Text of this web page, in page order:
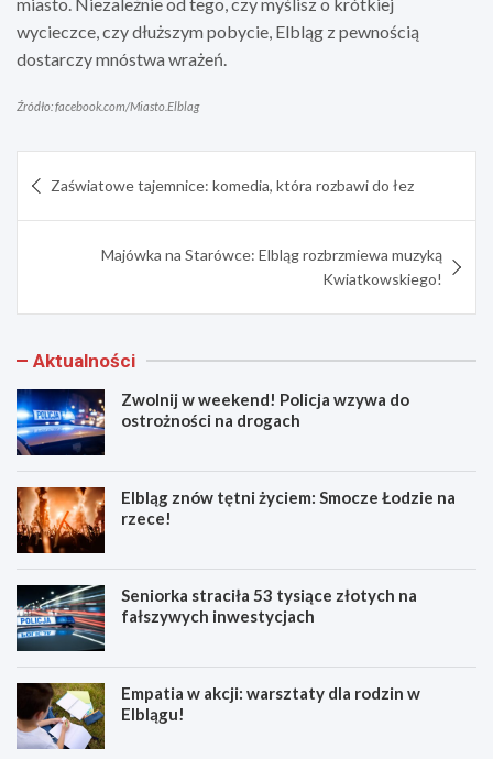
wycieczce, czy dłuższym pobycie, Elbląg z pewnością
dostarczy mnóstwa wrażeń.
Źródło: facebook.com/Miasto.Elblag
wpisu
Zaświatowe tajemnice: komedia, która rozbawi do łez
Majówka na Starówce: Elbląg rozbrzmiewa muzyką
Kwiatkowskiego!
Aktualności
Zwolnij w weekend! Policja wzywa do
ostrożności na drogach
Elbląg znów tętni życiem: Smocze Łodzie na
rzece!
Seniorka straciła 53 tysiące złotych na
fałszywych inwestycjach
Empatia w akcji: warsztaty dla rodzin w
Elblągu!
Z
E